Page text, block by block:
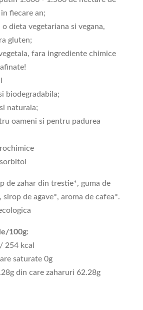
fiecare an;
dieta vegetariana si vegana,
gluten;
fara ingrediente chimice
biodegradabila;
naturala;
oameni si pentru padurea
de zahar din trestie*, guma de
de agave*, aroma de cafea*.
100g:
254 kcal
saturate 0g
din care zaharuri 62.28g